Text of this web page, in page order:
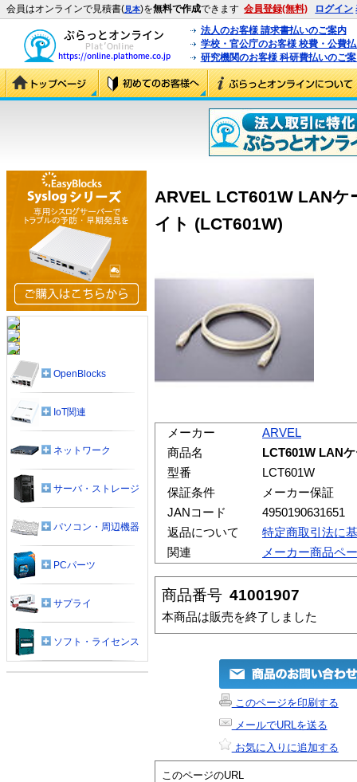
会員はオンラインで見積書(見本)を無料で作成できます 会員登録(無料) ログイン
法人のお客様 請求書払いのご案内
学校・官公庁のお客様 校費・公費
研究機関のお客様 科研費払いのご
ARVEL LCT601W LAN
イト (LCT601W)
メーカー
ARVEL
商品名
LCT601W LAN
型番
LCT601W
保証条件
メーカー保証
JANコード
4950190631651
返品について
特定商取引法に
関連
メーカー商品ペ
商品番号 41001907
本商品は販売を終了しました
このページを印刷する
メールでURLを送る
お気に入りに追加する
このページのURL
OpenBlocks
IoT関連
ネットワーク
サーバ・ストレージ
パソコン・周辺機器
PCパーツ
サプライ
ソフト・ライセンス